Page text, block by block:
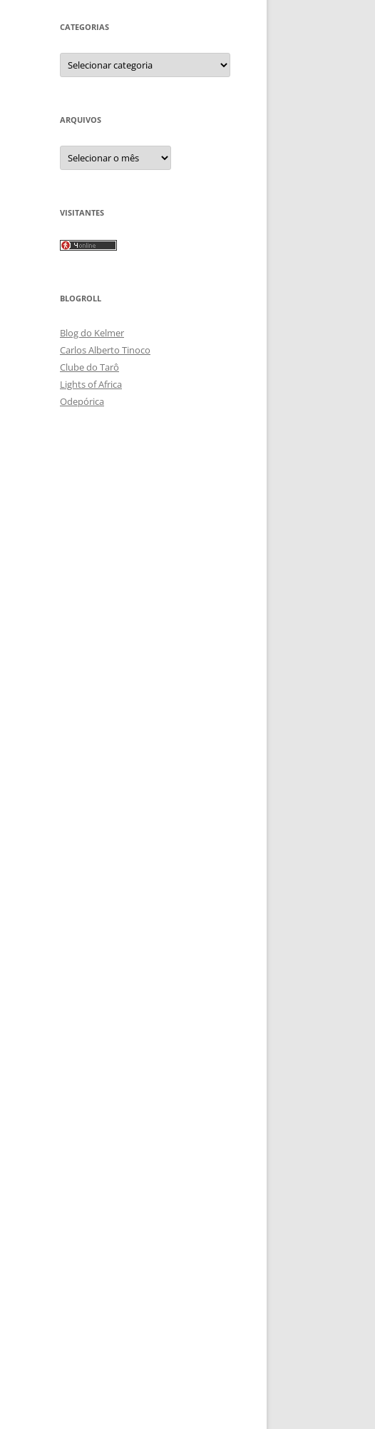
CATEGORIAS
Categorias
ARQUIVOS
Arquivos
VISITANTES
BLOGROLL
Blog do Kelmer
Carlos Alberto Tinoco
Clube do Tarô
Lights of Africa
Odepórica